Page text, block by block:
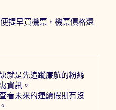
提早買機票，機票價格還
就是先追蹤廉航的粉絲
資訊。
查看未來的連續假期有沒